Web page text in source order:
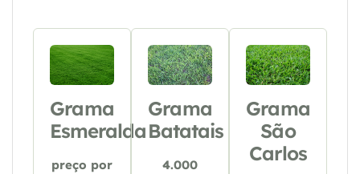
Grama
Esmeralda
preço por
Grama
Batatais
4.000
Grama
São
Carlos